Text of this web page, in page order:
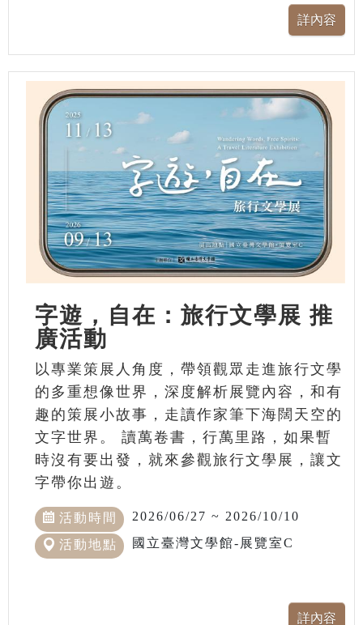
字遊，自在：旅行文學展 推
廣活動
以專業策展人角度，帶領觀眾走進旅行文學
的多重想像世界，深度解析展覽內容，和有
趣的策展小故事，走讀作家筆下海闊天空的
文字世界。 讀萬卷書，行萬里路，如果暫
時沒有要出發，就來參觀旅行文學展，讓文
字帶你出遊。
活動時間 2026/06/27 ~ 2026/10/10
活動地點 國立臺灣文學館-展覽室C